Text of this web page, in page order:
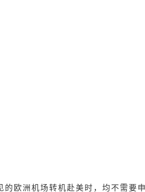
的欧洲机场转机赴美时，均不需要申